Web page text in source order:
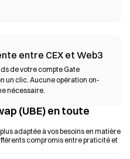
entre CEX et Web3
de votre compte Gate
un clic. Aucune opération on-
nécessaire.
(UBE) en toute
adaptée à vos besoins en matière
compromis entre praticité et